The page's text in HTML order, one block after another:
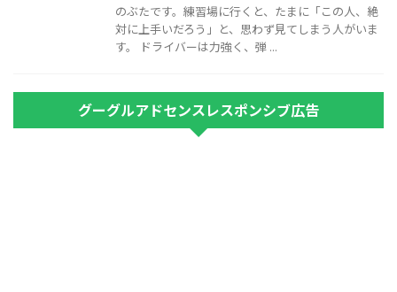
のぶたです。練習場に行くと、たまに「この人、絶
対に上手いだろう」と、思わず見てしまう人がいま
す。 ドライバーは力強く、弾 ...
グーグルアドセンスレスポンシブ広告